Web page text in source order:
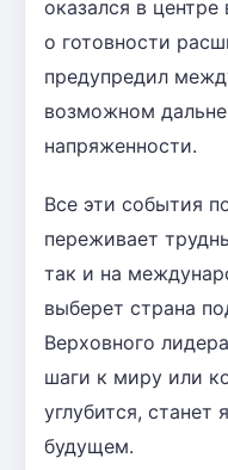
оказался в центре
о готовности
предупредил
возможном
напряженности.
Все эти события
переживает
так и на
выберет страна
Верховного
шаги к миру или
углубится,
будущем.